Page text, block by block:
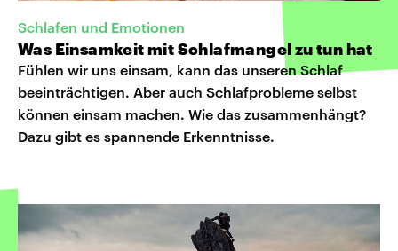
Schlafen und Emotionen
Was Einsamkeit mit Schlafmangel zu tun hat
Fühlen wir uns einsam, kann das unseren Schlaf
beeinträchtigen. Aber auch Schlafprobleme selbst
können einsam machen. Wie das zusammenhängt?
Dazu gibt es spannende Erkenntnisse.